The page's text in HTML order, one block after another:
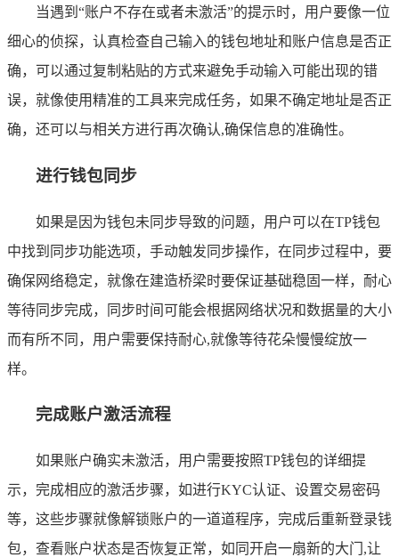
当遇到“账户不存在或者未激活”的提示时，用户要像一位
细心的侦探，认真检查自己输入的钱包地址和账户信息是否正
确，可以通过复制粘贴的方式来避免手动输入可能出现的错
误，就像使用精准的工具来完成任务，如果不确定地址是否正
确，还可以与相关方进行再次确认,确保信息的准确性。
进行钱包同步
如果是因为钱包未同步导致的问题，用户可以在TP钱包
中找到同步功能选项，手动触发同步操作，在同步过程中，要
确保网络稳定，就像在建造桥梁时要保证基础稳固一样，耐心
等待同步完成，同步时间可能会根据网络状况和数据量的大小
而有所不同，用户需要保持耐心,就像等待花朵慢慢绽放一
样。
完成账户激活流程
如果账户确实未激活，用户需要按照TP钱包的详细提
示，完成相应的激活步骤，如进行KYC认证、设置交易密码
等，这些步骤就像解锁账户的一道道程序，完成后重新登录钱
包，查看账户状态是否恢复正常，如同开启一扇新的大门,让